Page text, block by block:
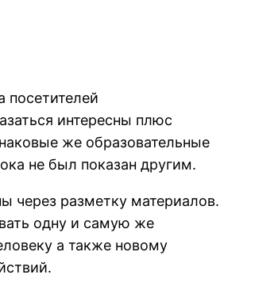
посетителей
интересны плюс
же образовательные
не был показан другим.
через разметку материалов.
одну и самую же
а также новому